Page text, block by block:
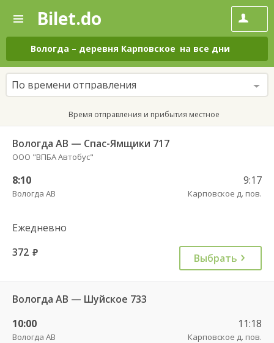
—
Поиск
и
покупка
билетов
на
автобус
онлайн
Bilet.do
Вологда – деревня Карповское на все дни
По времени отправления
Время отправления и прибытия местное
Вологда АВ — Спас-Ямщики 717
ООО "ВПБА Автобус"
8:10
Вологда АВ
9:17
Карповское д. пов.
Ежедневно
372 руб. Выбрать
Вологда АВ — Шуйское 733
10:00
Вологда АВ
11:18
Карповское д. пов.